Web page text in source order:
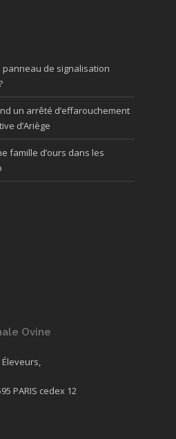
panneau de signalisation
un arrêté d’effarouchement
d’Ariège
famille d’ours dans les
Ovine
PARIS cedex 12